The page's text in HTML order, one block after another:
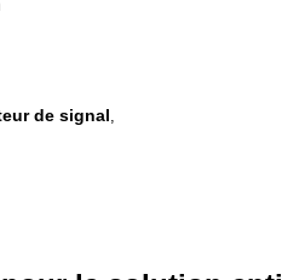
de signal,